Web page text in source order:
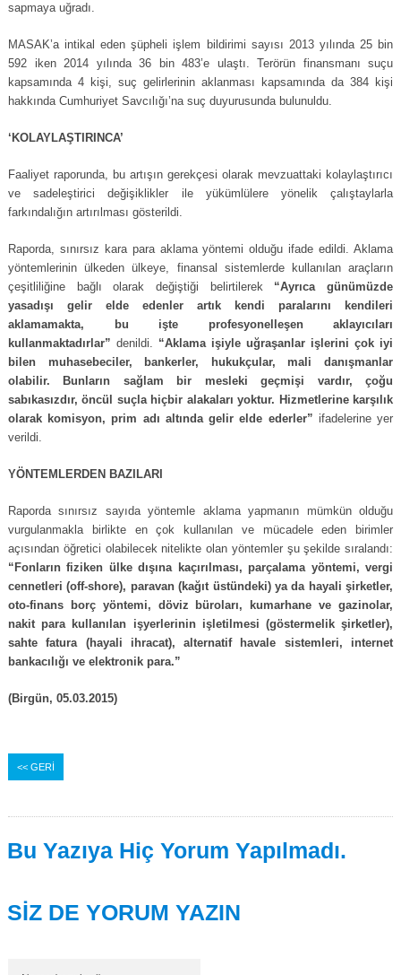
sapmaya uğradı.
MASAK’a intikal eden şüpheli işlem bildirimi sayısı 2013 yılında 25 bin
592 iken 2014 yılında 36 bin 483’e ulaştı. Terörün finansmanı suçu
kapsamında 4 kişi, suç gelirlerinin aklanması kapsamında da 384 kişi
hakkında Cumhuriyet Savcılığı’na suç duyurusunda bulunuldu.
‘KOLAYLAŞTIRINCA’
Faaliyet raporunda, bu artışın gerekçesi olarak mevzuattaki kolaylaştırıcı
ve sadeleştirici değişiklikler ile yükümlülere yönelik çalıştaylarla
farkındalığın artırılması gösterildi.
Raporda, sınırsız kara para aklama yöntemi olduğu ifade edildi. Aklama
yöntemlerinin ülkeden ülkeye, finansal sistemlerde kullanılan araçların
çeşitliliğine bağlı olarak değiştiği belirtilerek “Ayrıca günümüzde
yasadışı gelir elde edenler artık kendi paralarını kendileri
aklamamakta, bu işte profesyonelleşen aklayıcıları
kullanmaktadırlar” denildi. “Aklama işiyle uğraşanlar işlerini çok iyi
bilen muhasebeciler, bankerler, hukukçular, mali danışmanlar
olabilir. Bunların sağlam bir mesleki geçmişi vardır, çoğu
sabıkasızdır, öncül suçla hiçbir alakaları yoktur. Hizmetlerine karşılık
olarak komisyon, prim adı altında gelir elde ederler” ifadelerine yer
verildi.
YÖNTEMLERDEN BAZILARI
Raporda sınırsız sayıda yöntemle aklama yapmanın mümkün olduğu
vurgulanmakla birlikte en çok kullanılan ve mücadele eden birimler
açısından öğretici olabilecek nitelikte olan yöntemler şu şekilde sıralandı:
“Fonların fiziken ülke dışına kaçırılması, parçalama yöntemi, vergi
cennetleri (off-shore), paravan (kağıt üstündeki) ya da hayali şirketler,
oto-finans borç yöntemi, döviz büroları, kumarhane ve gazinolar,
nakit para kullanılan işyerlerinin işletilmesi (göstermelik şirketler),
sahte fatura (hayali ihracat), alternatif havale sistemleri, internet
bankacılığı ve elektronik para.”
(Birgün, 05.03.2015)
<< GERİ
Bu Yazıya Hiç Yorum Yapılmadı.
SİZ DE YORUM YAZIN